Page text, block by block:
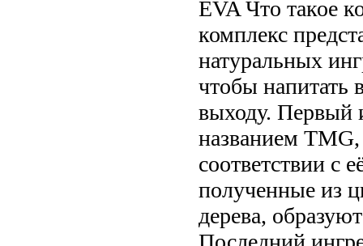
EVA Что такое
комплекс
натуральных
чтобы напитать
выходу. Первый
названием
соответствии с
полученные из
дерева,